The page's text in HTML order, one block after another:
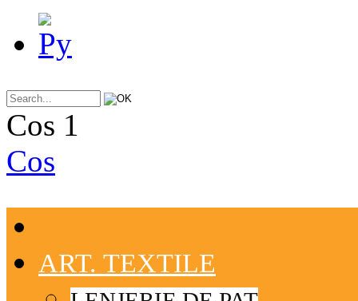
Cos 1
Cos
ART. TEXTILE